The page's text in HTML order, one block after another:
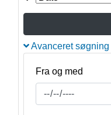
Avanceret søgning
Fra og med